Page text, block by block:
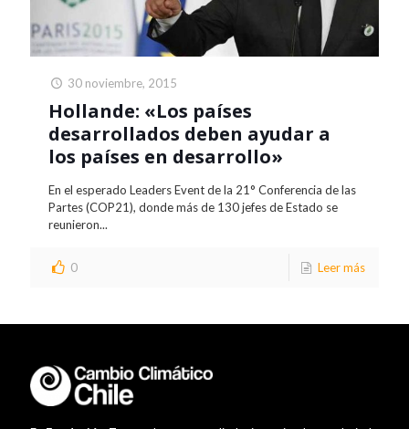
30 noviembre, 2015
Hollande: «Los países
desarrollados deben ayudar a
los países en desarrollo»
En el esperado Leaders Event de la 21° Conferencia de las
Partes (COP21), donde más de 130 jefes de Estado se
reunieron...
0 Leer más